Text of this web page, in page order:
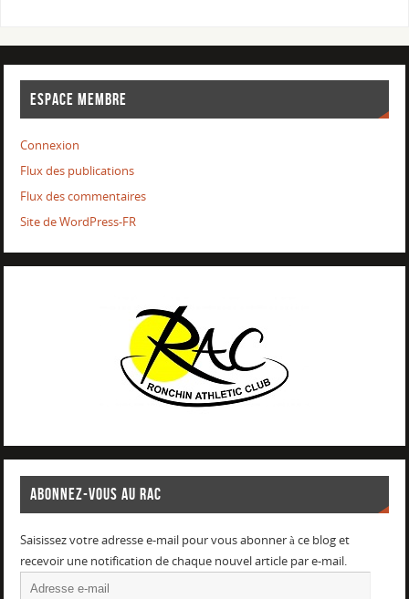
ESPACE MEMBRE
Connexion
Flux des publications
Flux des commentaires
Site de WordPress-FR
ABONNEZ-VOUS AU RAC
Saisissez votre adresse e-mail pour vous abonner à ce blog et
recevoir une notification de chaque nouvel article par e-mail.